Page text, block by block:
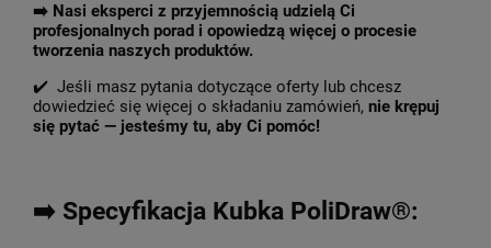
➡️ Nasi eksperci z przyjemnością udzielą Ci
profesjonalnych porad i opowiedzą więcej o procesie
tworzenia naszych produktów.
✔️ Jeśli masz pytania dotyczące oferty lub chcesz
dowiedzieć się więcej o składaniu zamówień, nie krępuj
się pytać — jesteśmy tu, aby Ci pomóc!
➡️ Specyfikacja Kubka PoliDraw®: